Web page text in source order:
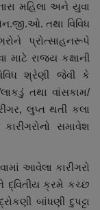
મહિલા અને યુવા
તથા વિવિધ
પ્રોત્સાહનરૂપે
રાજ્ય કક્ષાની
શ્રેણી જેવી કે
તથા વાંસકામ/
લુપ્ત થતી કલા
સમાવેશ
આવેલા કારીગરો
દ્વિતીય ક્રમે કચ્છ
બાંધણી દુપટ્ટા